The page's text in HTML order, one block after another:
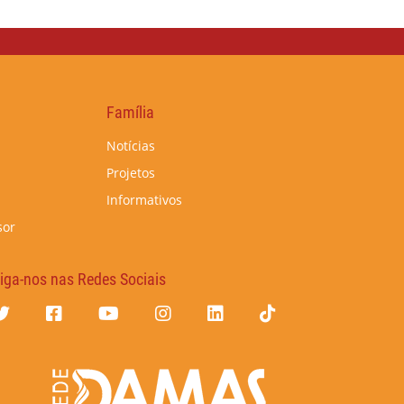
Família
Notícias
Projetos
Informativos
nos nas Redes Sociais